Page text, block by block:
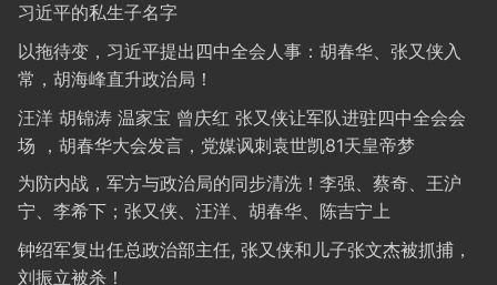
习近平的私生子名字
以拖待变，习近平提出四中全会人事：胡春华、张又侠入
常，胡海峰直升政治局！
汪洋 胡锦涛 温家宝 曾庆红 张又侠让军队进驻四中全会会
场 ，胡春华大会发言，党媒讽刺袁世凯81天皇帝梦
为防内战，军方与政治局的同步清洗！李强、蔡奇、王沪
宁、李希下；张又侠、汪洋、胡春华、陈吉宁上
钟绍军复出任总政治部主任, 张又侠和儿子张文杰被抓捕，
刘振立被杀！